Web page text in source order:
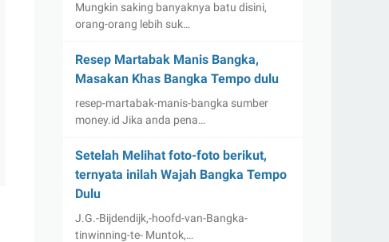
Mungkin saking banyaknya batu disini,
orang-orang lebih suk…
Resep Martabak Manis Bangka,
Masakan Khas Bangka Tempo dulu
resep-martabak-manis-bangka sumber
money.id Jika anda pena…
Setelah Melihat foto-foto berikut,
ternyata inilah Wajah Bangka Tempo
Dulu
J.G.-Bijdendijk,-hoofd-van-Bangka-
tinwinning-te- Muntok,…